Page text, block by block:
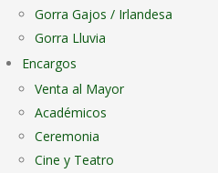
Gorra Gajos / Irlandesa
Gorra Lluvia
Encargos
Venta al Mayor
Académicos
Ceremonia
Cine y Teatro